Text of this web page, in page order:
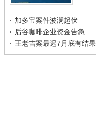
加多宝案件波澜起伏
后谷咖啡企业资金告急
王老吉案最迟7月底有结果